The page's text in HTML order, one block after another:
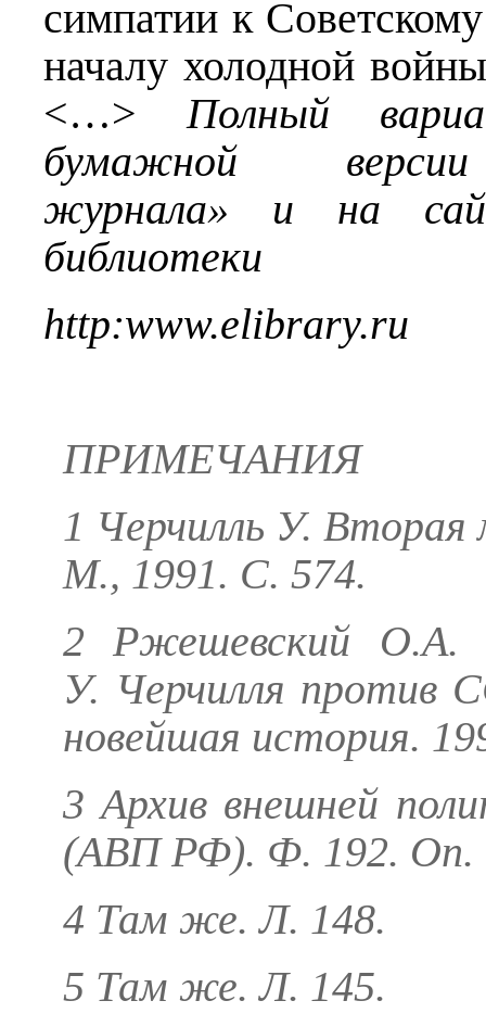
симпатии к
началу холодной
<…> Полный
бумажной версии
журнала» и на
библиотеки
http:www.elibrary.ru
ПРИМЕЧАНИЯ
1 Черчилль У. Вторая
М., 1991. С. 574.
2 Ржешевский О.А.
У. Черчилля против
новейшая история.
3 Архив внешней
(АВП РФ). Ф. 192. Оп.
4 Там же. Л. 148.
5 Там же. Л. 145.